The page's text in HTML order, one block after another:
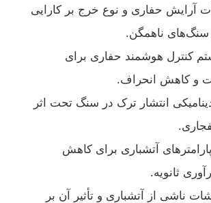
آرایش حفاری و نوع خرج بر کارایی
سنگ‌های ناهمگن.
کنترل هوشمند حفاری برای
و کاهش انحراف.
انتشار ترک در سنگ تحت اثر
آتشباری برای کاهش
ثانویه.
ناشی از آتشباری و تأثیر آن بر